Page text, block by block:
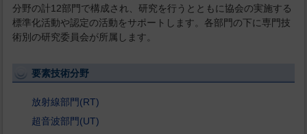
分野の計12部門で構成され、研究を行うとともに協会の実施する
標準化活動や認定の活動をサポートします。各部門の下に専門技
術別の研究委員会が所属します。
要素技術分野
放射線部門(RT)
超音波部門(UT)